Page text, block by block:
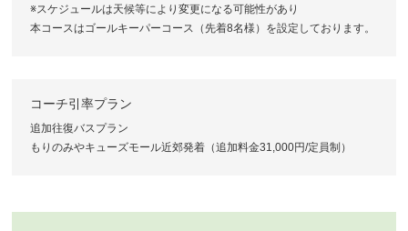
※スケジュールは天候等により変更になる可能性があり
本コースはゴールキーパーコース（先着8名様）を設定しております。
コーチ引率プラン
追加往復バスプラン
もりのみやキューズモール近郊発着（追加料金31,000円/定員制）